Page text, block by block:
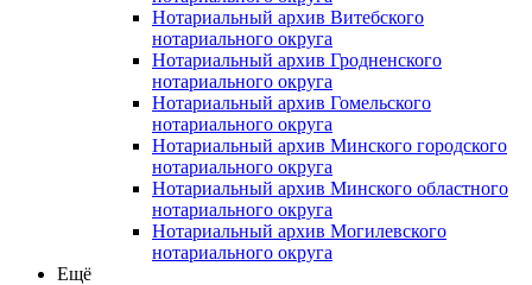
Нотариальный архив Витебского
нотариального округа
Нотариальный архив Гродненского
нотариального округа
Нотариальный архив Гомельского
нотариального округа
Нотариальный архив Минского городского
нотариального округа
Нотариальный архив Минского областного
нотариального округа
Нотариальный архив Могилевского
нотариального округа
Ещё